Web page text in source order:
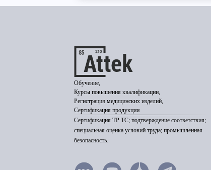
Обучение,
Курсы повышения квалификации,
Регистрация медицинских изделий,
Сертификация продукции
Сертификация ТР ТС; подтверждение соответствия;
специальная оценка условий труда; промышленная
безопасность.